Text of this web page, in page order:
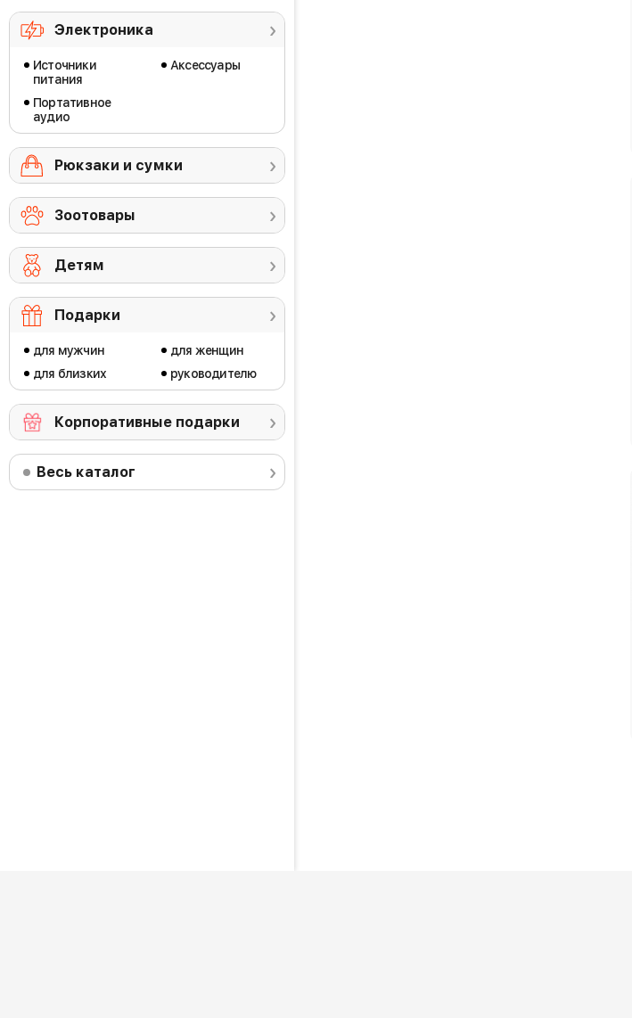
Электроника
Источники
питания
Портативное
аудио
Аксессуары
Рюкзаки и сумки
Зоотовары
Детям
Подарки
для мужчин
для близких
для женщин
руководителю
Корпоративные подарки
Весь каталог